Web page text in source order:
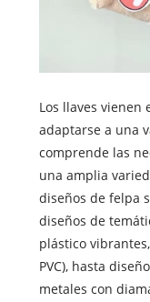
Los llaves vienen
adaptarse a una
comprende las
una amplia
diseños de felpa
diseños de
plástico
PVC), hasta
metales con